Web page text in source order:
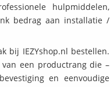
hulpmiddelen,
bedrag aan installatie /
bij IEZYshop.nl bestellen.
een productrang die –
en eenvoudige